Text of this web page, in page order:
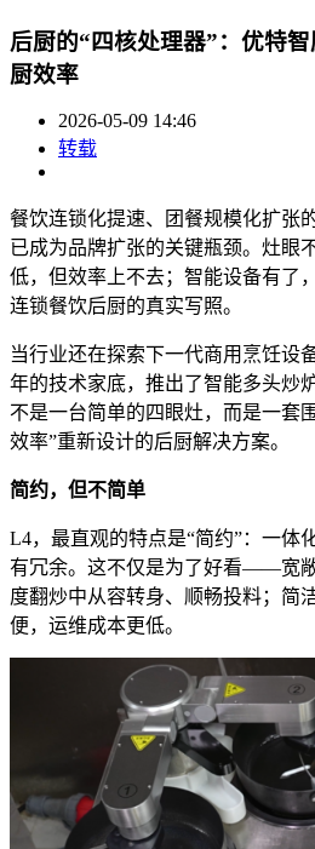
后厨的“四核处理器”：优特
厨效率
2026-05-09 14:46
转载
餐饮连锁化提速、团餐规模化扩张
已成为品牌扩张的关键瓶颈。灶眼
低，但效率上不去；智能设备有
连锁餐饮后厨的真实写照。
当行业还在探索下一代商用烹饪设
年的技术家底，推出了智能多头炒
不是一台简单的四眼灶，而是一套
效率”重新设计的后厨解决方案。
简约，但不简单
L4，最直观的特点是“简约”：一体
有冗余。这不仅是为了好看——宽
度翻炒中从容转身、顺畅投料；简
便，运维成本更低。